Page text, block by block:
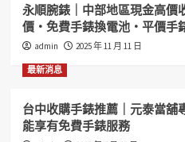
消
息
一
林
汽
永順腕錶｜中部地區現金高價
價・免費手錶換電池・平價手
admin 2025 年 11 月 11 日
最新消息
台中收購手錶推薦｜元泰當舖
能享有免費手錶服務